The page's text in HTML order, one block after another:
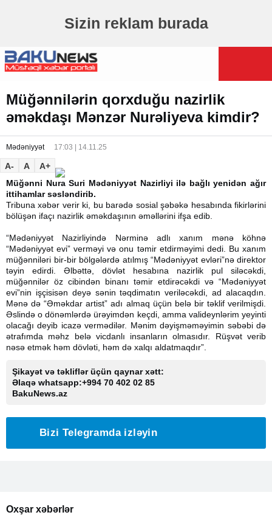
Sizin reklam burada
Müğənnilərin qorxduğu nazirlik
əməkdaşı Mənzər Nurəliyeva kimdir?
Mədəniyyət 17:03 | 14.11.25
A- A
A+
Müğənni Nura Suri Mədəniyyət Nazirliyi ilə bağlı yenidən ağır
ittihamlar səsləndirib.
Tribuna xəbər verir ki, bu barədə sosial şəbəkə hesabında fikirlərini
bölüşən ifaçı nazirlik əməkdaşının əməllərini ifşa edib.
“Mədəniyyət Nazirliyində Nərminə adlı xanım mənə köhnə
“Mədəniyyət evi” verməyi və onu təmir etdirməyimi dedi. Bu xanım
müğənniləri bir-bir bölgələrdə atılmış “Mədəniyyət evləri”nə direktor
təyin edirdi. Əlbəttə, dövlət hesabına nazirlik pul siləcəkdi,
müğənnilər öz cibindən binanı təmir etdirəcəkdi və “Mədəniyyət
evi”nin işçisisən deyə sənin təqdimatın veriləcəkdi, ad alacaqdın.
Mənə də “Əməkdar artist” adı almaq üçün belə bir təklif verilmişdi.
Əslində o dönəmlərdə ürəyimdən keçdi, amma valideynlərim yeyinti
olacağı deyib icazə vermədilər. Mənim dəyişməməyimin səbəbi də
ətrafımda məhz belə vicdanlı insanların olmasıdır. Rüşvət verib
nəsə etmək həm dövləti, həm də xalqı aldatmaqdır”.
Şikayət və təkliflər üçün qaynar xətt:
Əlaqə whatsapp:+994 70 402 02 85
BakuNews.az
Bizi Telegramda izləyin
Oxşar xəbərlər